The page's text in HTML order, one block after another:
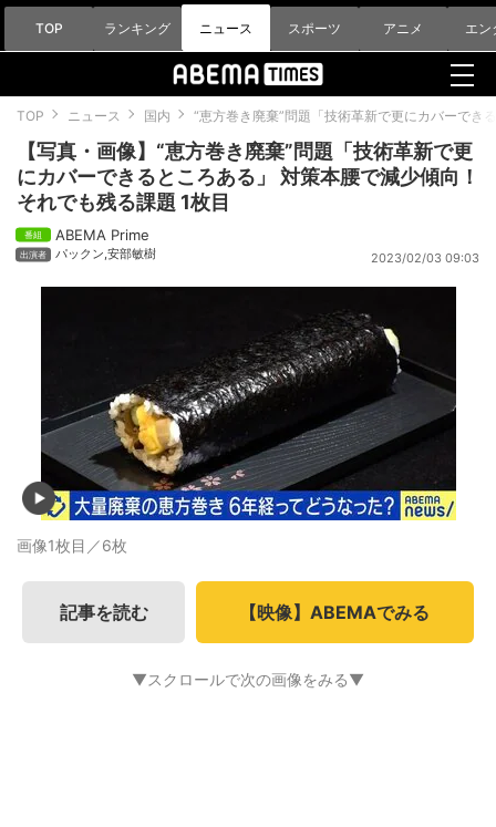
TOP ランキング ニュース スポーツ アニメ エン
TOP ニュース 国内 “恵方巻き廃棄”問題「技術革新で更にカバーでき
【写真・画像】“恵方巻き廃棄”問題「技術革新で更
にカバーできるところある」 対策本腰で減少傾向！
それでも残る課題 1枚目
ABEMA Prime
パックン,安部敏樹 2023/02/03 09:03
画像1枚目／6枚
記事を読む 【映像】ABEMAでみる
▼スクロールで次の画像をみる▼